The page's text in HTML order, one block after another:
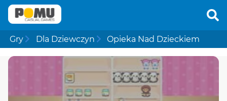
Gry Dla Dziewczyn Opieka Nad Dzieckiem